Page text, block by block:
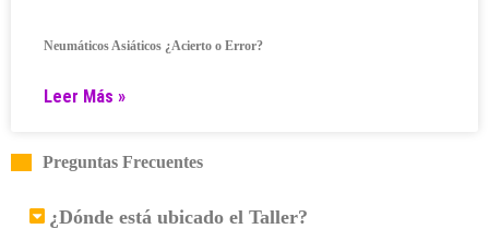
Neumáticos Asiáticos ¿Acierto o Error?
Leer Más »
Preguntas Frecuentes
¿Dónde está ubicado el Taller?